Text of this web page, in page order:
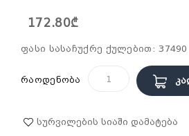
172.80₾
ფასი სასაჩუქრე ქულებით: 37490
რაოდენობა
Სურვილების Სიაში Დამატება